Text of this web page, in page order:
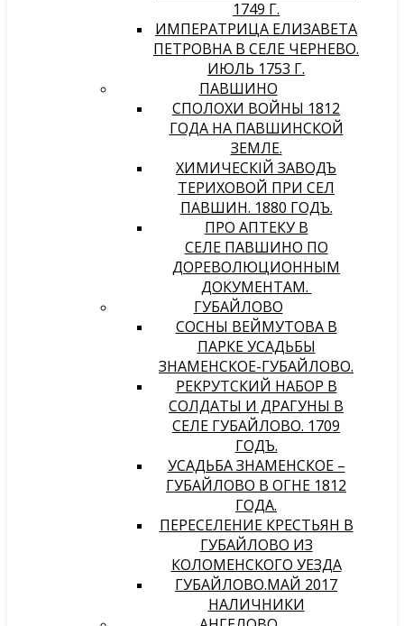
1749 Г.
ИМПЕРАТРИЦА ЕЛИЗАВЕТА
ПЕТРОВНА В СЕЛЕ ЧЕРНЕВО.
ИЮЛЬ 1753 Г.
ПАВШИНО
СПОЛОХИ ВОЙНЫ 1812
ГОДА НА ПАВШИНСКОЙ
ЗЕМЛЕ.
ХИМИЧЕСКIЙ ЗАВОДЪ
ТЕРИХОВОЙ ПРИ СЕЛѢ
ПАВШИНѢ. 1880 ГОДЪ.
ПРО АПТЕКУ В
СЕЛЕ ПАВШИНО ПО
ДОРЕВОЛЮЦИОННЫМ
ДОКУМЕНТАМ.
ГУБАЙЛОВО
СОСНЫ ВЕЙМУТОВА В
ПАРКЕ УСАДЬБЫ
ЗНАМЕНСКОЕ-ГУБАЙЛОВО.
РЕКРУТСКИЙ НАБОР В
СОЛДАТЫ И ДРАГУНЫ В
СЕЛЕ ГУБАЙЛОВО. 1709
ГОДЪ.
УСАДЬБА ЗНАМЕНСКОЕ –
ГУБАЙЛОВО В ОГНЕ 1812
ГОДА.
ПЕРЕСЕЛЕНИЕ КРЕСТЬЯН В
ГУБАЙЛОВО ИЗ
КОЛОМЕНСКОГО УЕЗДА
ГУБАЙЛОВО.МАЙ 2017
НАЛИЧНИКИ